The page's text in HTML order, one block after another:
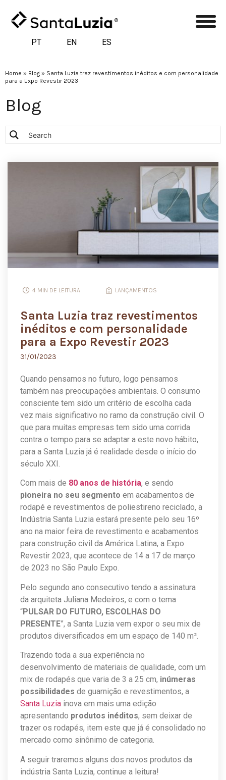
PT EN ES
Home » Blog » Santa Luzia traz revestimentos inéditos e com personalidade
para a Expo Revestir 2023
Blog
4 MIN DE LEITURA LANÇAMENTOS
Santa Luzia traz revestimentos
inéditos e com personalidade
para a Expo Revestir 2023
31/01/2023
Quando pensamos no futuro, logo pensamos
também nas preocupações ambientais. O consumo
consciente tem sido um critério de escolha cada
vez mais significativo no ramo da construção civil. O
que para muitas empresas tem sido uma corrida
contra o tempo para se adaptar a este novo hábito,
para a Santa Luzia já é realidade desde o início do
século XXI.
Com mais de 80 anos de história, e sendo
pioneira no seu segmento em acabamentos de
rodapé e revestimentos de poliestireno reciclado, a
Indústria Santa Luzia estará presente pelo seu 16º
ano na maior feira de revestimento e acabamentos
para construção civil da América Latina, a Expo
Revestir 2023, que acontece de 14 a 17 de março
de 2023 no São Paulo Expo.
Pelo segundo ano consecutivo tendo a assinatura
da arquiteta Juliana Medeiros, e com o tema
“PULSAR DO FUTURO, ESCOLHAS DO
PRESENTE”, a Santa Luzia vem expor o seu mix de
produtos diversificados em um espaço de 140 m².
Trazendo toda a sua experiência no
desenvolvimento de materiais de qualidade, com um
mix de rodapés que varia de 3 a 25 cm, inúmeras
possibilidades de guarnição e revestimentos, a
Santa Luzia inova em mais uma edição
apresentando produtos inéditos, sem deixar de
trazer os rodapés, item este que já é consolidado no
mercado como sinônimo de categoria.
A seguir traremos alguns dos novos produtos da
indústria Santa Luzia, continue a leitura!